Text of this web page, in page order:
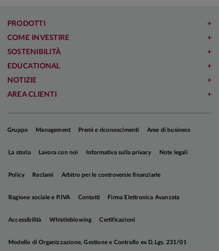
PRODOTTI
COME INVESTIRE
SOSTENIBILITÀ
EDUCATIONAL
NOTIZIE
AREA CLIENTI
Gruppo Management Premi e riconoscimenti Aree di business
La storia Lavora con noi Informativa sulla privacy Note legali
Policy Reclami Arbitro per le controversie finanziarie
Ragione sociale e P.IVA Contatti Firma Elettronica Avanzata
Accessibilità Whistleblowing Certificazioni
Modello di Organizzazione, Gestione e Controllo ex D.Lgs. 231/01